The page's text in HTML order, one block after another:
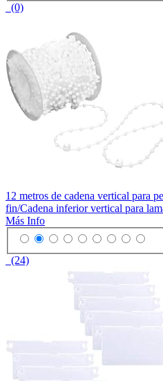
(0)
12 metros de cadena vertical para
fin/Cadena inferior vertical para
Más Info
(24)